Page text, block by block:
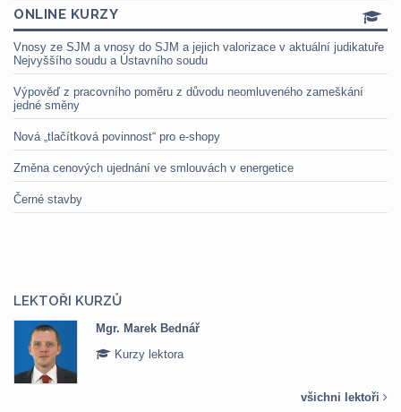
ONLINE KURZY
Vnosy ze SJM a vnosy do SJM a jejich valorizace v aktuální judikatuře
Nejvyššího soudu a Ústavního soudu
Výpověď z pracovního poměru z důvodu neomluveného zameškání
jedné směny
Nová „tlačítková povinnost“ pro e-shopy
Změna cenových ujednání ve smlouvách v energetice
Černé stavby
LEKTOŘI KURZŮ
Mgr. Marek Bednář
Kurzy lektora
všichni lektoři